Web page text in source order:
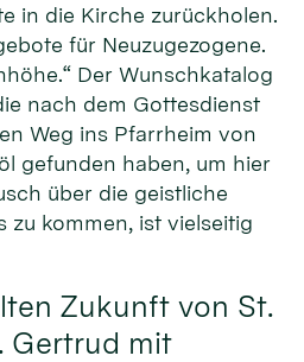
in die Kirche zurückholen.
für Neuzugezogene.
Der Wunschkatalog
nach dem Gottesdienst
Weg ins Pfarrheim von
gefunden haben, um hier
über die geistliche
zu kommen, ist vielseitig
Zukunft von St.
Gertrud mit